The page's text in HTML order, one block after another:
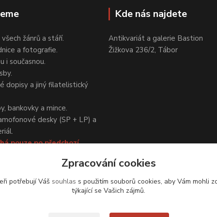
žánrů a stáří.
a fotografie.
i současnou.
dopisy a jiný filatelistický
bankovky a mince.
desky (SP + LP) a
pouze po předchozí
Kde nás najdete
Antikvariát a galerie Bastion
Žižkova 236/2, Tábor
Zpracování cookies
potřebují Váš souhlas s použitím souborů cookies, aby Vám mohli
týkající se Vašich zájmů.